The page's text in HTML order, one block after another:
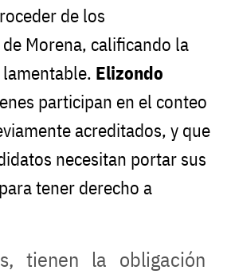
de los
Morena, calificando la
Elizondo
participan en el conteo
acreditados, y que
necesitan portar sus
tener derecho a
tienen la obligación